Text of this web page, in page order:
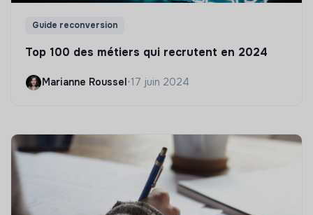
Guide reconversion
Top 100 des métiers qui recrutent en 2024
Marianne Roussel•17 juin 2024